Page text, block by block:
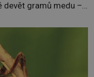
devět gramů medu –
s dalšími desítkami
jeden z